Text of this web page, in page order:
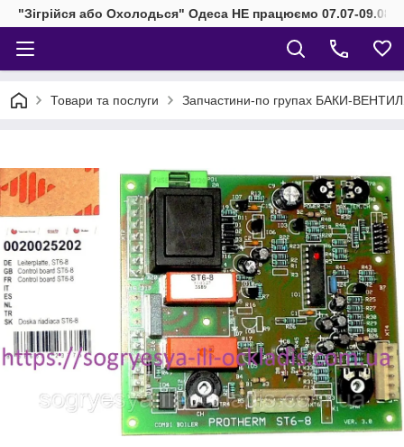
"Зігрійся або Охолодься" Одеса НЕ працюємо 07.07-
Товари та послуги Запчастини-по групах БАКИ-